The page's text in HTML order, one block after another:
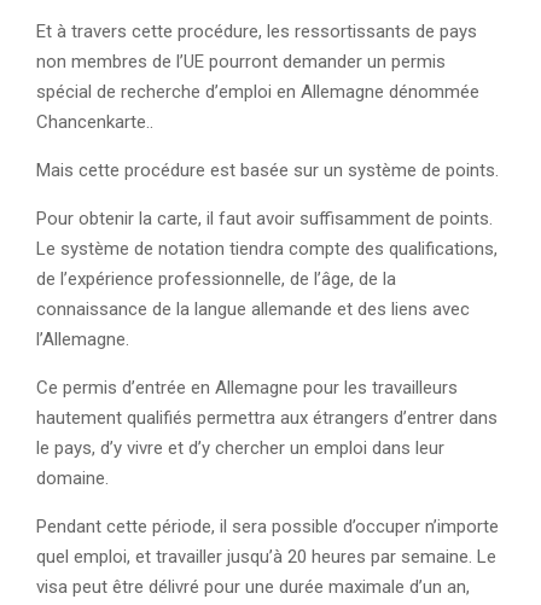
Et à travers cette procédure, les ressortissants de pays
non membres de l’UE pourront demander un permis
spécial de recherche d’emploi en Allemagne dénommée
Chancenkarte..
Mais cette procédure est basée sur un système de points.
Pour obtenir la carte, il faut avoir suffisamment de points.
Le système de notation tiendra compte des qualifications,
de l’expérience professionnelle, de l’âge, de la
connaissance de la langue allemande et des liens avec
l’Allemagne.
Ce permis d’entrée en Allemagne pour les travailleurs
hautement qualifiés permettra aux étrangers d’entrer dans
le pays, d’y vivre et d’y chercher un emploi dans leur
domaine.
Pendant cette période, il sera possible d’occuper n’importe
quel emploi, et travailler jusqu’à 20 heures par semaine. Le
visa peut être délivré pour une durée maximale d’un an,